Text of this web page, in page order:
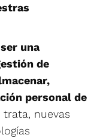
una
de
personal de
trata, nuevas